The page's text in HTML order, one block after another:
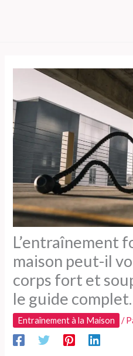
L’entraînement
maison peut-il
corps fort et
le guide complet.
Entraînement à la Maison /